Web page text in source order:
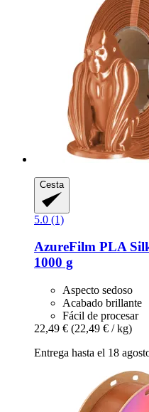
Cesta
5.0 (1)
AzureFilm PLA
1000 g
Aspecto sedoso
Acabado brillante
Fácil de procesar
22,49 € (22,49 € / kg)
Entrega hasta el 18